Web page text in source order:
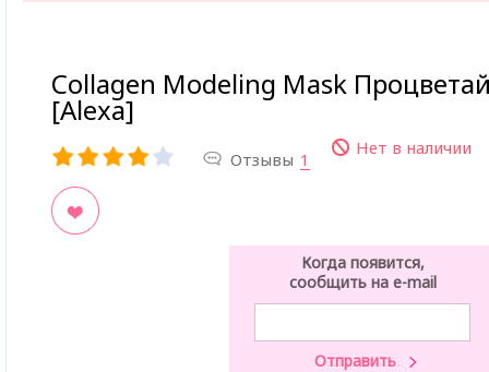
Collagen Modeling Mask
[Alexa]
Отзывы 1
Нет в наличии
Когда появится,
сообщить на e-mail